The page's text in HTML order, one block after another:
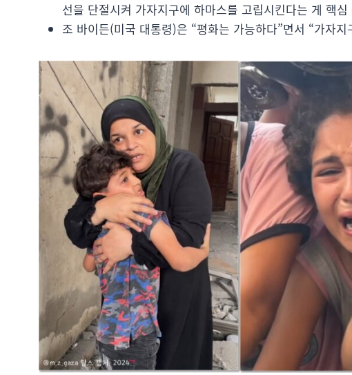
선을 단절시켜 가자지구에 하마스를 고립시킨다는 게 핵
조 바이든(미국 대통령)은 “평화는 가능하다”면서 “가자